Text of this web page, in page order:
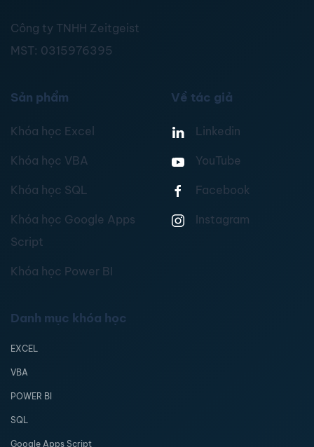
Công ty TNHH Zeitgeist
MST: 0315976395
Sản phẩm
Khóa học Excel
Khóa học VBA
Khóa học SQL
Khóa học Google Apps
Script
Khóa học Power BI
Về tác giả
Linkedin
YouTube
Facebook
Instagram
Danh mục khóa học
EXCEL
VBA
POWER BI
SQL
Google Apps Script